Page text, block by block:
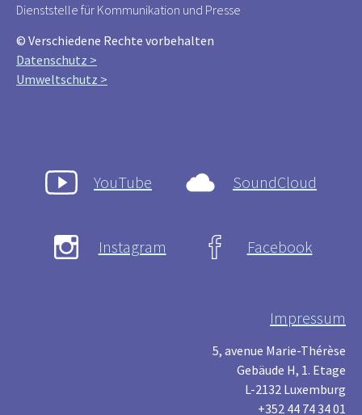
Dienststelle für Kommunikation und Presse
© Verschiedene Rechte vorbehalten
Datenschutz >
Umweltschutz >
YouTube SoundCloud
Instagram Facebook
Impressum
5, avenue Marie-Thérèse
Gebäude H, 1. Etage
L-2132 Luxemburg
+352 44 74 34 01